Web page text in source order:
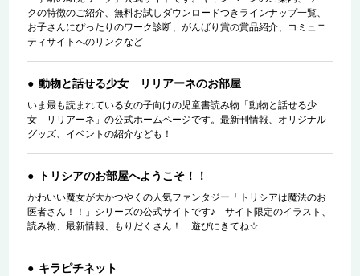
クの特徴のご紹介、無料お試しダウンロードつきラインナップ一覧、
お子さんにぴったりのワーク診断、がんばり賞の賞品紹介、コミュニ
ティサイトへのリンクなど
動物と話せる少女 リリアーネのお部屋
いま最も読まれている女の子向けの児童書読み物「動物と話せる少
女 リリアーネ」の公式ホームページです。最新刊情報、オリジナル
グッズ、イベントの紹介なども！
トリシアのお部屋へようこそ！！
かわいい魔女が大かつやくの人気ファンタジー「トリシアは魔法のお
医者さん！！」シリーズの公式サイトです♪ サイト限定のイラスト、
読み物、最新情報、もりだくさん！ 遊びにきてね☆
キラピチネット